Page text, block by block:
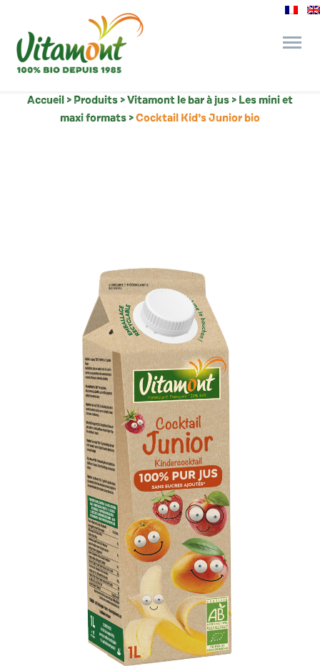
des engagements
Accueil > Produits >Vitamont le bar à jus > Les mini et
maxi formats >Cocktail Kid’s Junior bio